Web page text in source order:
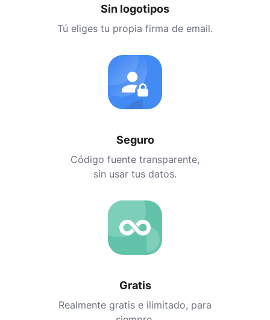
Sin logotipos
Tú eliges tu propia firma de email.
Seguro
Código fuente transparente,
sin usar tus datos.
Gratis
Realmente gratis e ilimitado, para